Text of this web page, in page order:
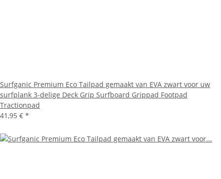
Surfganic Premium Eco Tailpad gemaakt van EVA zwart voor uw
surfplank 3-delige Deck Grip Surfboard Grippad Footpad
Tractionpad
41,95 € *